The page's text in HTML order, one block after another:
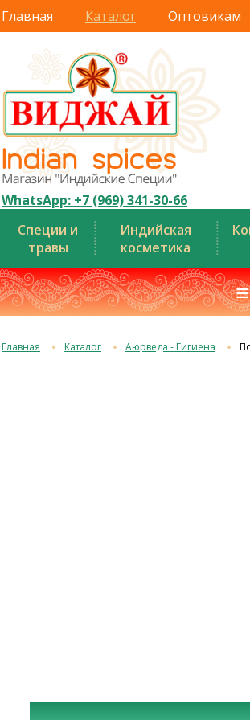
Главная Каталог Оптовикам
WhatsApp: +7 (969) 341-30-66
Специи и
травы
Индийская
косметика
Главная Каталог Аюрведа - Гигиена